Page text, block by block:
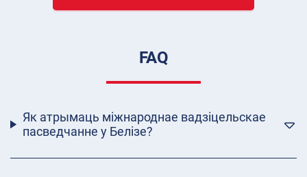
FAQ
Як атрымаць міжнароднае вадзіцельскае
пасведчанне у Белізе?